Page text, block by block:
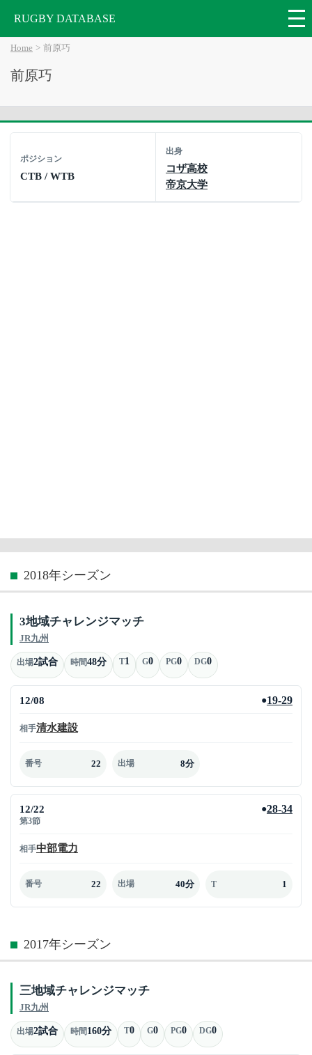
RUGBY DATABASE
Home 前原巧
前原巧
ポジション
CTB / WTB
出身
コザ高校
帝京大学
2018年シーズン
3地域チャレンジマッチ
JR九州
出場2試合 時間48分 T1 G0 PG0 DG0
12/08 ●19-29
相手清水建設
番号 22 出場 8分
12/22
第3節
●28-34
相手中部電力
番号 22 出場 40分 T 1
2017年シーズン
三地域チャレンジマッチ
JR九州
出場2試合 時間160分 T0 G0 PG0 DG0